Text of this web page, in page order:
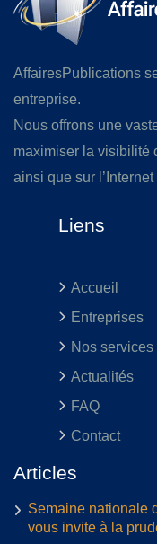
AffairesPublications
entreprise.
Nous offrons une
maximiser la visibilité
ainsi que sur
Liens
Accueil
Entreprises
Nos services
Actualités
FAQ
Contact
Articles
Semaine nationale
vous invite à la